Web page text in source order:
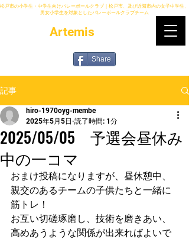
Artemis
Share
松戸市の小学生・中学生向けバレーボールクラブ｜松戸市、及び近隣市内の女子中学生、
男女小学生を対象としたバレーボールクラブチーム
記事
2025/05/05 予選会昼休み
中の一コマ
hiro-1970oyg-membe
2025年5月5日 読了時間: 1分
おまけ投稿になりますが、昼休憩中、
親交のあるチームの子供たちと一緒に
筋トレ！
お互い切磋琢磨し、技術を磨きあい、
高めあうような関係が出来ればよいで